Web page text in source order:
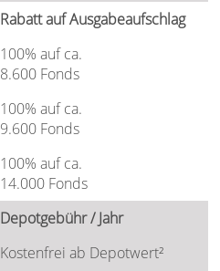
Rabatt auf Ausgabeaufschlag
100% auf ca.
8.600 Fonds
100% auf ca.
9.600 Fonds
100% auf ca.
14.000 Fonds
Depotgebühr / Jahr
Kostenfrei ab Depotwert²